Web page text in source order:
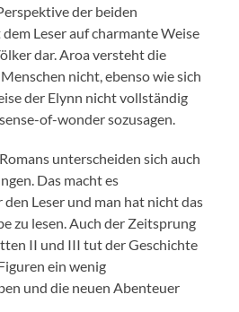
der beiden
Leser auf charmante Weise
dar. Aroa versteht die
nicht, ebenso wie sich
der Elynn nicht vollständig
of-wonder sozusagen.
unterscheiden sich auch
Das macht es
Leser und man hat nicht das
zu lesen. Auch der Zeitsprung
II und III tut der Geschichte
ein wenig
und die neuen Abenteuer